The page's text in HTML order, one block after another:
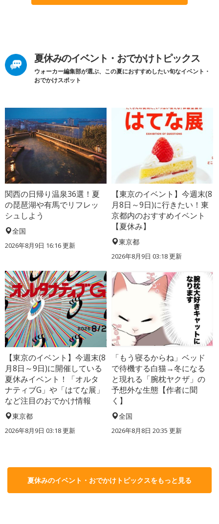
夏休みのイベント・おでかけトピックス
ウォーカー編集部が選ぶ、この夏におすすめしたい旬なイベント・
おでかけスポット
関西の日帰り温泉36選！夏
の琵琶湖や有馬でリフレッ
シュしよう
全国
2026年8月9日 16:16更新
【東京のイベント】今週末(8
月8日～9日)に行きたい！東
京都内のおすすめイベント
【夏休み】
東京都
2026年8月9日 03:18更新
【東京のイベント】今週末(8
月8日～9日)に開催している
夏休みイベント！「オルタ
ナティブG」や「はてな展」
など注目のおでかけ情報
東京都
2026年8月9日 03:18更新
「もう寝るからね」ベッド
で待機する白猫→冬になる
と現れる「腕枕ヤクザ」の
予想外な生態【作者に聞
く】
全国
2026年8月8日 20:35 更新
夏休みのイベント・おでかけトピックスをもっと見る